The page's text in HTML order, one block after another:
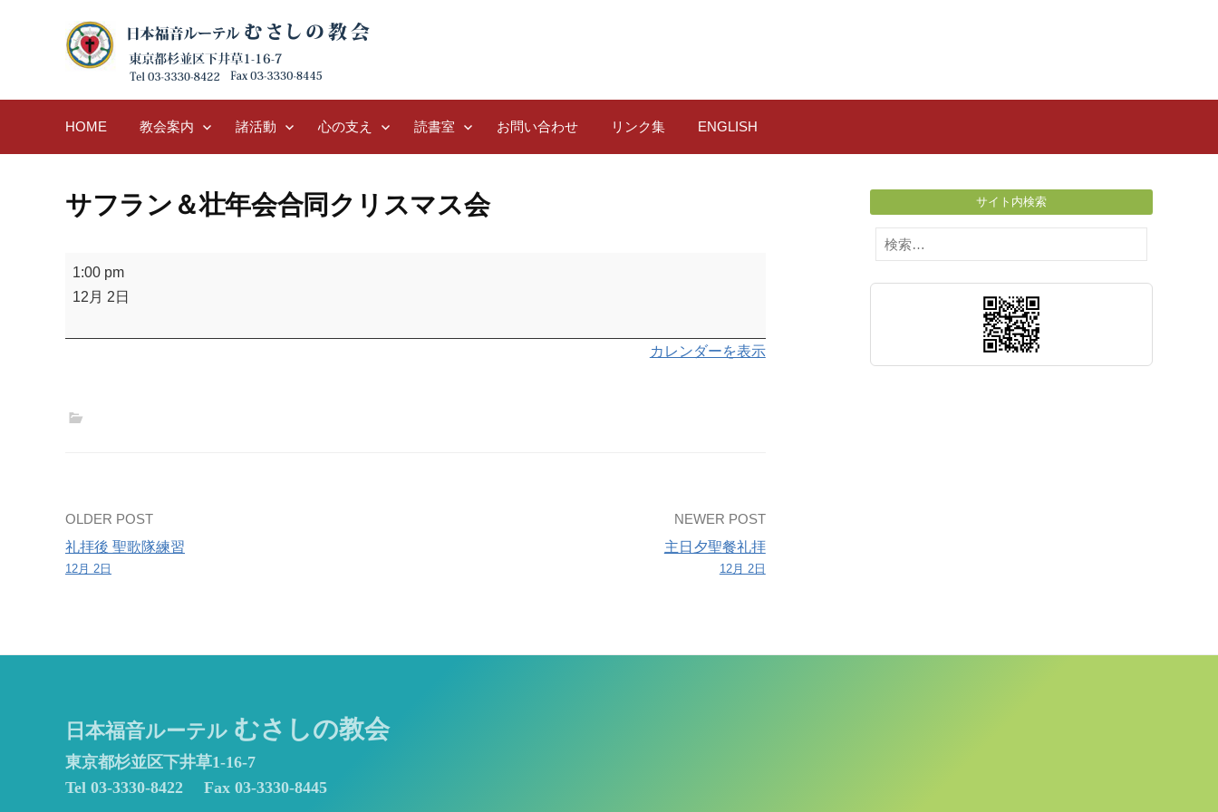
HOME 教会案内 諸活動 心の支え 読書室 お問い合わせ リンク集 ENGLISH
サフラン＆壮年会合同クリスマス会
サ
フ
ン
年
ス
1:00 pm
12月 2日
カレンダーを表示
Post
navigation
OLDER POST
礼拝後 聖歌隊練習
12月 2日
NEWER POST
主日夕聖餐礼拝
12月 2日
サイト内検索
検
索:
日本福音ルーテル むさしの教会
東京都杉並区下井草1-16-7
Tel 03-3330-8422
Fax 03-3330-8445